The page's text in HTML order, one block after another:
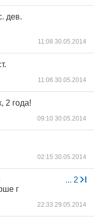
дев.
11:08 30.05.2014
11:06 30.05.2014
2 года!
09:10 30.05.2014
02:15 30.05.2014
... 2
г
22:33 29.05.2014